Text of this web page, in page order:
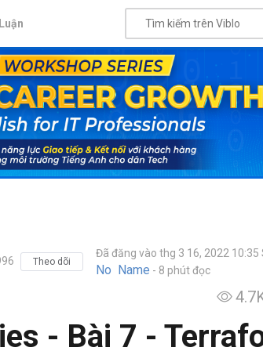
Theo dõi
Đã đăng vào thg 3 16, 2022 10:35
No Name 8 phút đọc
- Bài 7 -